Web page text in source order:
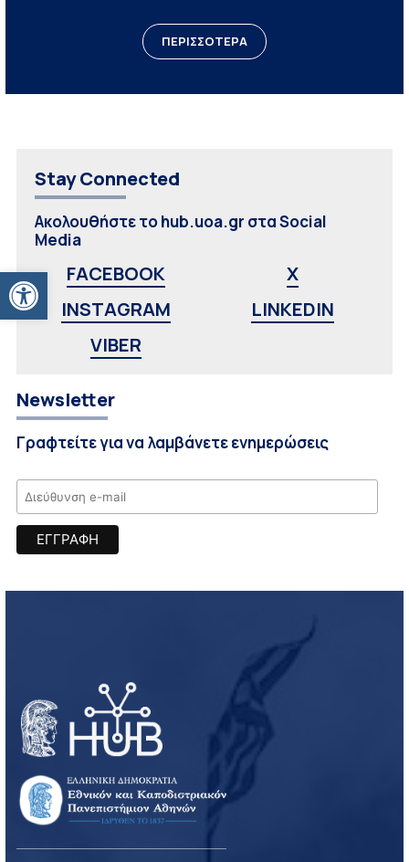
Ανοίξτε τη γραμμή εργαλείων
ΠΕΡΙΣΣΟΤΕΡΑ
Stay Connected
Ακολουθήστε το hub.uoa.gr στα Social
Media
FACEBOOK
X
INSTAGRAM
LINKEDIN
VIBER
Newsletter
Γραφτείτε για να λαμβάνετε ενημερώσεις